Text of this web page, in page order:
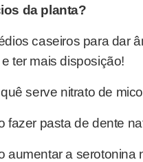
da planta?
caseiros para dar
ter mais disposição!
serve nitrato de
fazer pasta de dente
aumentar a serotonina